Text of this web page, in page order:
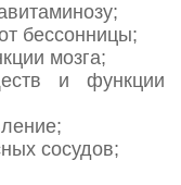
бессонницы;
мозга;
и функции
сосудов;